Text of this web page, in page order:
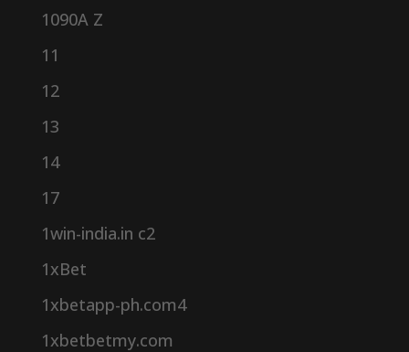
1090A Z
11
12
13
14
17
1win-india.in c2
1xBet
1xbetapp-ph.com4
1xbetbetmy.com